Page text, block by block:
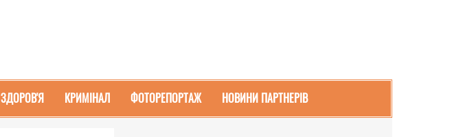
ЗДОРОВ'Я КРИМІНАЛ ФОТОРЕПОРТАЖ НОВИНИ ПАРТНЕРІВ